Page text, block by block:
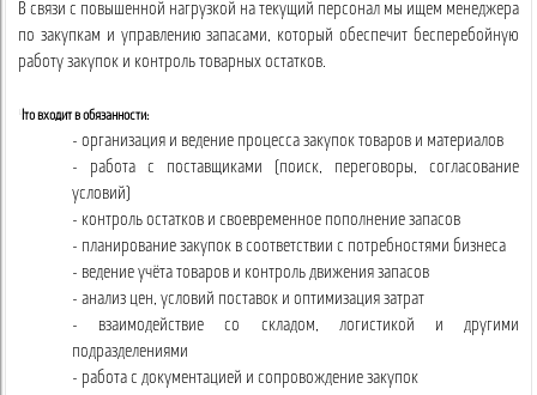
В связи с повышенной нагрузкой на текущий персонал мы ищем менеджера
по закупкам и управлению запасами, который обеспечит бесперебойную
работу закупок и контроль товарных остатков.
Что входит в обязанности:
- организация и ведение процесса закупок товаров и материалов
- работа с поставщиками (поиск, переговоры, согласование
условий)
- контроль остатков и своевременное пополнение запасов
- планирование закупок в соответствии с потребностями бизнеса
- ведение учёта товаров и контроль движения запасов
- анализ цен, условий поставок и оптимизация затрат
- взаимодействие со складом, логистикой и другими
подразделениями
- работа с документацией и сопровождение закупок